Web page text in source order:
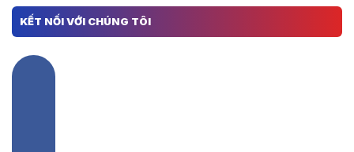
KẾT NỐI VỚI CHÚNG TÔI